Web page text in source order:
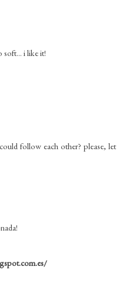
soft... i like it!
follow each other? please, let